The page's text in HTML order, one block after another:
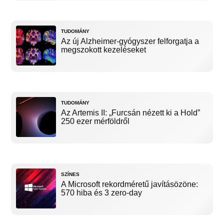
TUDOMÁNY
Az új Alzheimer-gyógyszer felforgatja a
megszokott kezeléseket
TUDOMÁNY
Az Artemis II: „Furcsán nézett ki a Hold”
250 ezer mérföldről
SZÍNES
A Microsoft rekordméretű javításözöne:
570 hiba és 3 zero-day